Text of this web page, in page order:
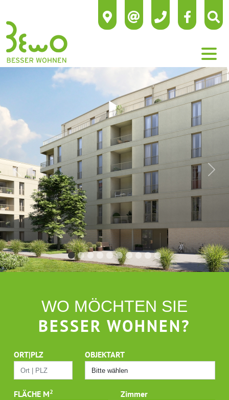
Previous Next
WO MÖCHTEN SIE
BESSER WOHNEN?
ORT|PLZ OBJEKTART
FLÄCHE M2 Zimmer